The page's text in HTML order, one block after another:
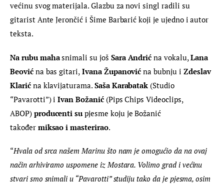
većinu svog materijala. Glazbu za novi singl radili su
gitarist Ante Jerončić i Šime Barbarić koji je ujedno i autor
teksta.
Na rubu maha snimali su još Sara Andrić na vokalu, Lana
Beović na bas gitari, Ivana Županović na bubnju i Zdeslav
Klarić na klavijaturama. Saša Karabatak (Studio
“Pavarotti”) i Ivan Božanić (Pips Chips Videoclips,
ABOP) producenti su pjesme koju je Božanić
također miksao i masterirao.
“Hvala od srca našem Marinu što nam je omogućio da na ovaj
način arhiviramo uspomene iz Mostara. Volimo grad i većinu
stvari smo snimali u “Pavarotti” studiju tako da je pjesma, osim